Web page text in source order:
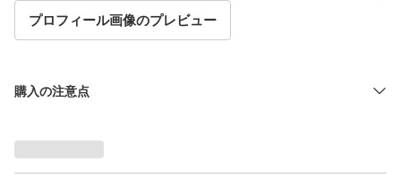
プロフィール画像のプレビュー
購入の注意点